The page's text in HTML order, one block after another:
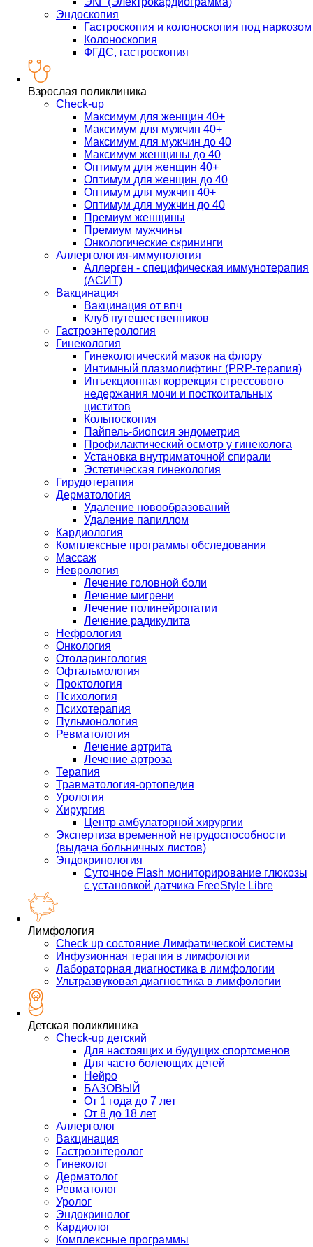
Эндоскопия
Гастроскопия и колоноскопия под наркозом
Колоноскопия
ФГДС, гастроскопия
Взрослая поликлиника
Check-up
Максимум для женщин 40+
Максимум для мужчин 40+
Максимум для мужчин до 40
Максимум женщины до 40
Оптимум для женщин 40+
Оптимум для женщин до 40
Оптимум для мужчин 40+
Оптимум для мужчин до 40
Премиум женщины
Премиум мужчины
Онкологические скрининги
Аллергология-иммунология
Аллерген - специфическая иммунотерапия
(АСИТ)
Вакцинация
Вакцинация от впч
Клуб путешественников
Гастроэнтерология
Гинекология
Гинекологический мазок на флору
Интимный плазмолифтинг (PRP-терапия)
Инъекционная коррекция стрессового
недержания мочи и посткоитальных
циститов
Кольпоскопия
Пайпель-биопсия эндометрия
Профилактический осмотр у гинеколога
Установка внутриматочной спирали
Эстетическая гинекология
Гирудотерапия
Дерматология
Удаление новообразований
Удаление папиллом
Кардиология
Комплексные программы обследования
Массаж
Неврология
Лечение головной боли
Лечение мигрени
Лечение полинейропатии
Лечение радикулита
Нефрология
Онкология
Отоларингология
Офтальмология
Проктология
Психология
Психотерапия
Пульмонология
Ревматология
Лечение артрита
Лечение артроза
Терапия
Травматология-ортопедия
Урология
Хирургия
Центр амбулаторной хирургии
Экспертиза временной нетрудоспособности
(выдача больничных листов)
Эндокринология
Суточное Flash мониторирование глюкозы
с установкой датчика FreeStyle Libre
Лимфология
Check up состояние Лимфатической системы
Инфузионная терапия в лимфологии
Лабораторная диагностика в лимфологии
Ультразвуковая диагностика в лимфологии
Детская поликлиника
Check-up детский
Для настоящих и будущих спортсменов
Для часто болеющих детей
Нейро
БАЗОВЫЙ
От 1 года до 7 лет
От 8 до 18 лет
Аллерголог
Вакцинация
Гастроэнтеролог
Гинеколог
Дерматолог
Ревматолог
Уролог
Эндокринолог
Кардиолог
Комплексные программы